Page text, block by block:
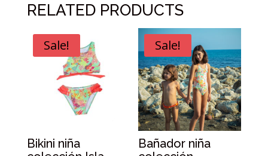
RELATED PRODUCTS
Sale!
Bikini niña
Sale!
Bañador niña